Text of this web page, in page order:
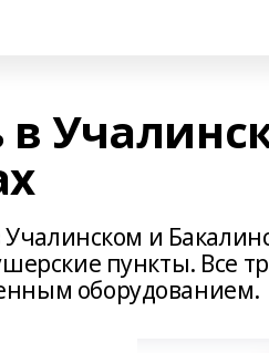
и
пункты. Все
оборудованием.